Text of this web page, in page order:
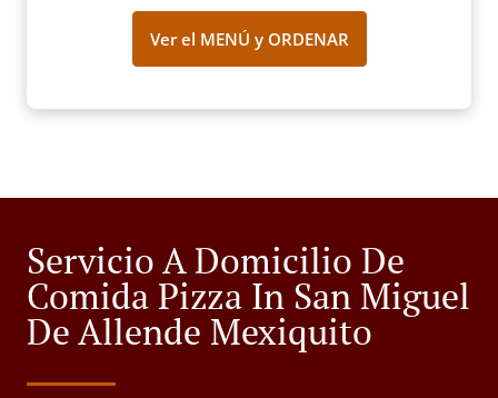
Ver el MENÚ y ORDENAR
Servicio A Domicilio De
Comida Pizza In San Miguel
De Allende Mexiquito